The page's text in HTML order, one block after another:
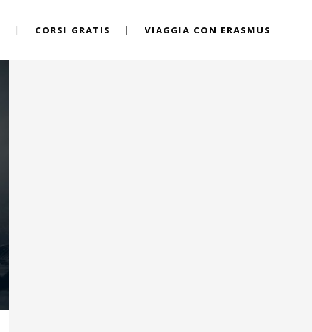
CORSI GRATIS VIAGGIA CON ERASMUS